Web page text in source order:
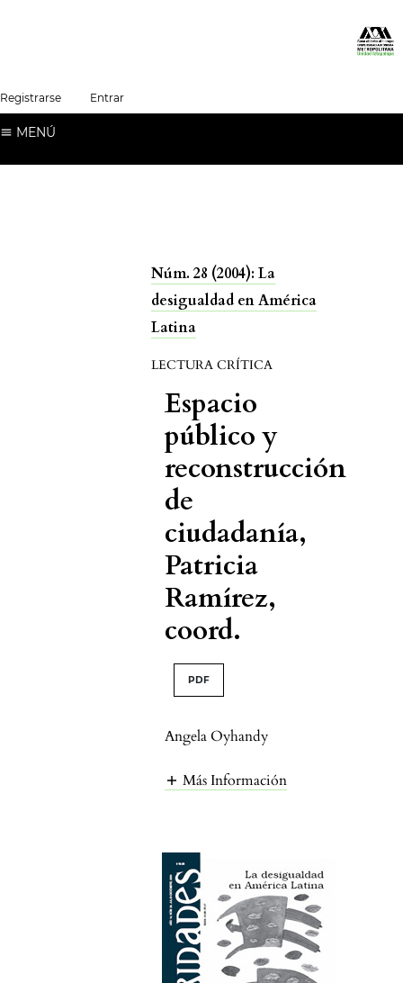
Registrarse Entrar
MENÚ
Núm. 28 (2004): La
desigualdad en América
Latina
LECTURA CRÍTICA
Espacio
público y
reconstrucción
de
ciudadanía,
Patricia
Ramírez,
coord.
PDF
Angela Oyhandy
Más Información